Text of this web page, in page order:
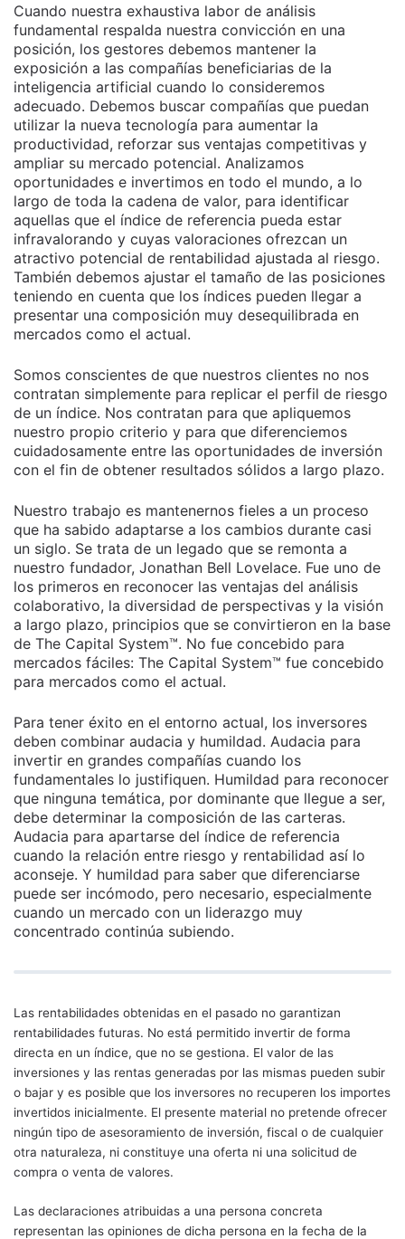
Cuando nuestra exhaustiva labor de análisis
fundamental respalda nuestra convicción en una
posición, los gestores debemos mantener la
exposición a las compañías beneficiarias de la
inteligencia artificial cuando lo consideremos
adecuado. Debemos buscar compañías que puedan
utilizar la nueva tecnología para aumentar la
productividad, reforzar sus ventajas competitivas y
ampliar su mercado potencial. Analizamos
oportunidades e invertimos en todo el mundo, a lo
largo de toda la cadena de valor, para identificar
aquellas que el índice de referencia pueda estar
infravalorando y cuyas valoraciones ofrezcan un
atractivo potencial de rentabilidad ajustada al riesgo.
También debemos ajustar el tamaño de las posiciones
teniendo en cuenta que los índices pueden llegar a
presentar una composición muy desequilibrada en
mercados como el actual.
Somos conscientes de que nuestros clientes no nos
contratan simplemente para replicar el perfil de riesgo
de un índice. Nos contratan para que apliquemos
nuestro propio criterio y para que diferenciemos
cuidadosamente entre las oportunidades de inversión
con el fin de obtener resultados sólidos a largo plazo.
Nuestro trabajo es mantenernos fieles a un proceso
que ha sabido adaptarse a los cambios durante casi
un siglo. Se trata de un legado que se remonta a
nuestro fundador, Jonathan Bell Lovelace. Fue uno de
los primeros en reconocer las ventajas del análisis
colaborativo, la diversidad de perspectivas y la visión
a largo plazo, principios que se convirtieron en la base
de The Capital System™. No fue concebido para
mercados fáciles: The Capital System™ fue concebido
para mercados como el actual.
Para tener éxito en el entorno actual, los inversores
deben combinar audacia y humildad. Audacia para
invertir en grandes compañías cuando los
fundamentales lo justifiquen. Humildad para reconocer
que ninguna temática, por dominante que llegue a ser,
debe determinar la composición de las carteras.
Audacia para apartarse del índice de referencia
cuando la relación entre riesgo y rentabilidad así lo
aconseje. Y humildad para saber que diferenciarse
puede ser incómodo, pero necesario, especialmente
cuando un mercado con un liderazgo muy
concentrado continúa subiendo.
Las rentabilidades obtenidas en el pasado no garantizan
rentabilidades futuras. No está permitido invertir de forma
directa en un índice, que no se gestiona. El valor de las
inversiones y las rentas generadas por las mismas pueden subir
o bajar y es posible que los inversores no recuperen los importes
invertidos inicialmente. El presente material no pretende ofrecer
ningún tipo de asesoramiento de inversión, fiscal o de cualquier
otra naturaleza, ni constituye una oferta ni una solicitud de
compra o venta de valores.
Las declaraciones atribuidas a una persona concreta
representan las opiniones de dicha persona en la fecha de la